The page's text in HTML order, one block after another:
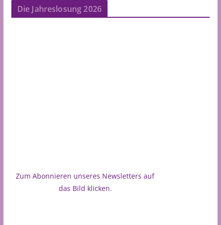
Die Jahreslosung 2026
Zum Abonnieren unseres Newsletters auf
das Bild klicken.